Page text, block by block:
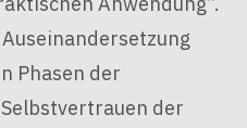
Phasen der
der